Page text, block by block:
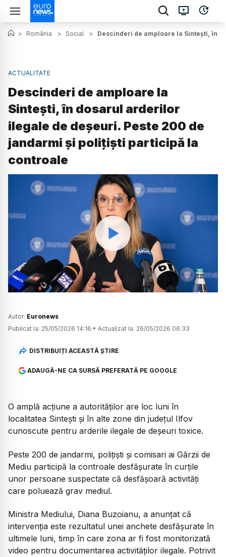
> România > Social > Descinderi de amploare la Sintești, în
ACTUALITATE
Descinderi de amploare la
Sintești, în dosarul arderilor
ilegale de deșeuri. Peste 200 de
jandarmi și polițiști participă la
controale
Watch
Autor: Euronews
Publicat la: 25/05/2026 14:16 • Actualizat la: 26/05/2026 06:33
DISTRIBUIȚI ACEASTĂ ȘTIRE
ADAUGĂ-NE CA SURSĂ PREFERATĂ PE GOOGLE
O amplă acțiune a autorităților are loc luni în
localitatea Sintești și în alte zone din județul Ilfov
cunoscute pentru arderile ilegale de deșeuri toxice.
Peste 200 de jandarmi, polițiști și comisari ai Gărzii de
Mediu participă la controale desfășurate în curțile
unor persoane suspectate că desfășoară activități
care poluează grav mediul.
Ministra Mediului, Diana Buzoianu, a anunțat că
intervenția este rezultatul unei anchete desfășurate în
ultimele luni, timp în care zona ar fi fost monitorizată
video pentru documentarea activităților ilegale. Potrivit